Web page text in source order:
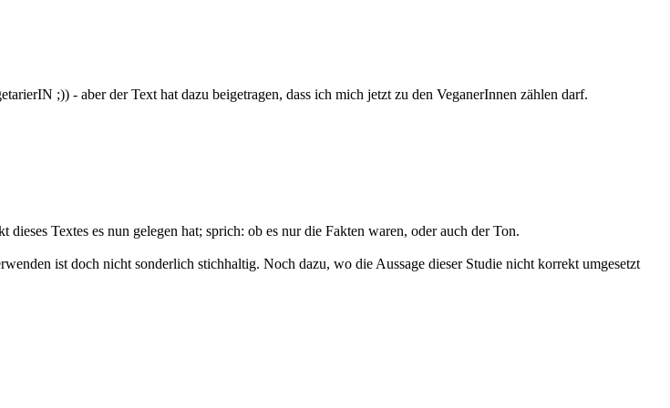
;)) - aber der Text hat dazu beigetragen, dass ich mich jetzt zu den VeganerInnen zählen darf.
Textes es nun gelegen hat; sprich: ob es nur die Fakten waren, oder auch der Ton.
ist doch nicht sonderlich stichhaltig. Noch dazu, wo die Aussage dieser Studie nicht korrekt umgesetzt